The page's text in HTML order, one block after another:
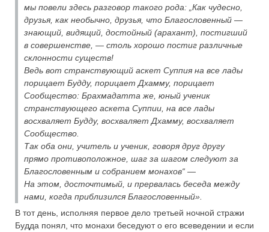
мы повели здесь разговор такого рода: „Как чудесно,
друзья, как необычно, друзья, что Благословенный —
знающий, видящий, достойный (арахант), постигший
в совершенстве, — столь хорошо постиг различные
склонности существ!
Ведь вот странствующий аскет Суппия на все лады
порицает Будду, порицает Дхамму, порицает
Сообщество: Брахмадатта же, юный ученик
странствующего аскета Суппии, на все лады
восхваляет Будду, восхваляет Дхамму, восхваляет
Сообщество.
Так оба они, учитель и ученик, говоря друг другу
прямо противоположное, шаг за шагом следуют за
Благословенным и собранием монахов“ —
На этом, досточтимый, и прервалась беседа между
нами, когда приблизился Благословенный».
В тот день, исполняя первое дело третьей ночной стражи
Будда понял, что монахи беседуют о его всеведении и если